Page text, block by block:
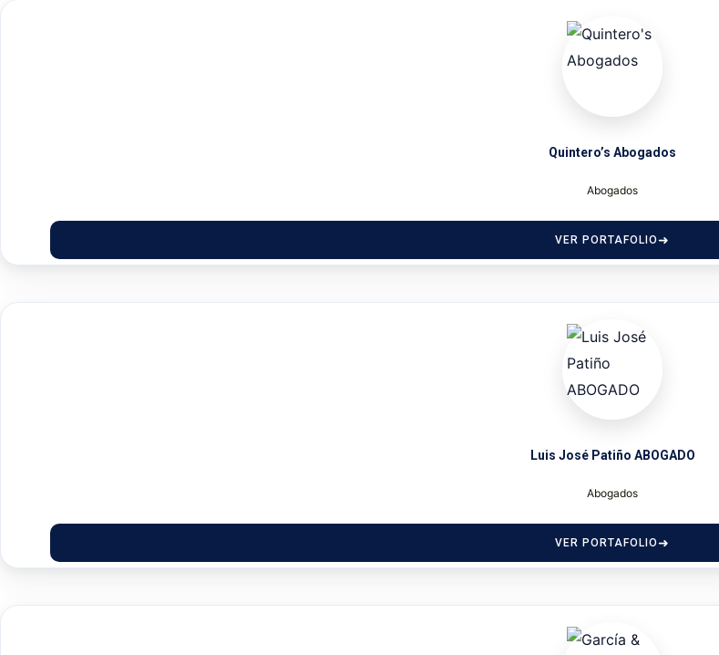
Quintero’s Abogados
Abogados
VER PORTAFOLIO
Luis José Patiño ABOGADO
Abogados
VER PORTAFOLIO